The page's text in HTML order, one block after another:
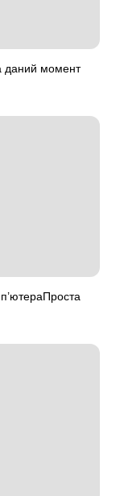
даний момент